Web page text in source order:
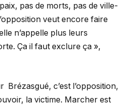
pas de morts, pas de ville-
veut encore faire
n’appelle plus leurs
Ça il faut exclure ça »,
Brézasgué, c’est l’opposition,
la victime. Marcher est